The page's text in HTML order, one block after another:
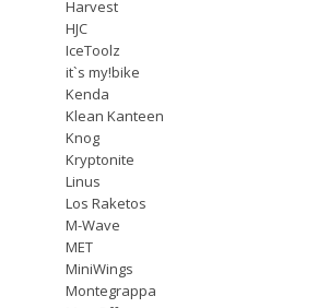
Harvest
HJC
IceToolz
it`s my!bike
Kenda
Klean Kanteen
Knog
Kryptonite
Linus
Los Raketos
M-Wave
MET
MiniWings
Montegrappa